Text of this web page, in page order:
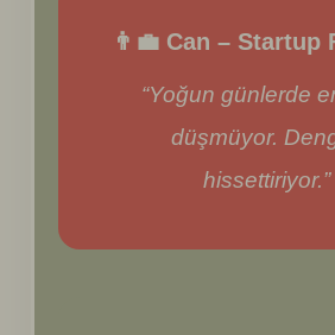
👨‍💼 Can – Startup
“Yoğun günlerde
düşmüyor.
hissettiriyor.”